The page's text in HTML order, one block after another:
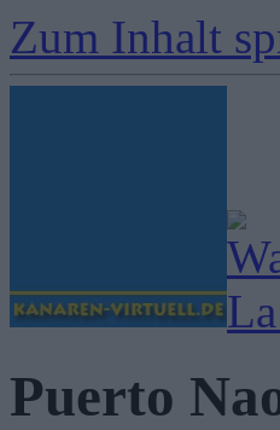
Zum Inhalt
Puerto